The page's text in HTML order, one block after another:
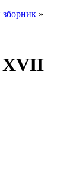
зборник »
XVII